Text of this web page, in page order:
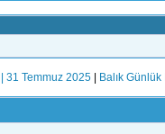
31 Temmuz 2025 Balık